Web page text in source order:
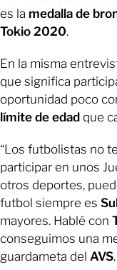
es la medalla de
Tokio 2020.
En la misma
que significa
oportunidad poco
límite de edad que
“Los futbolistas no
participar en unos
otros deportes,
futbol siempre es
mayores. Hablé con
conseguimos una
guardameta del AVS.